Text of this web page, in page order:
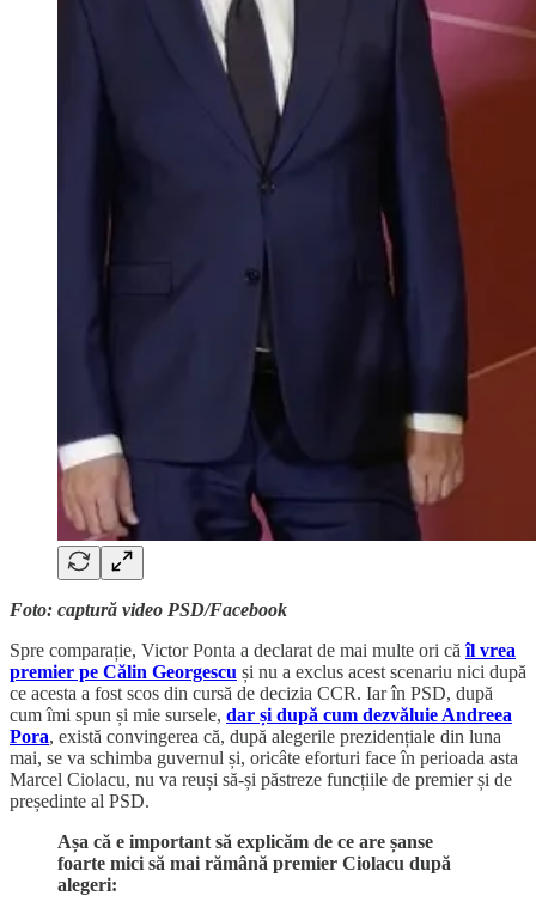
Foto: captură video PSD/Facebook
Spre comparație, Victor Ponta a declarat de mai multe ori căîl vrea
premier pe Călin Georgescu și nu a exclus acest scenariu nici după
ce acesta a fost scos din cursă de decizia CCR. Iar în PSD, după
cum îmi spun și mie sursele, dar și după cum dezvăluie Andreea
Pora, există convingerea că, după alegerile prezidențiale din luna
mai, se va schimba guvernul și, oricâte eforturi face în perioada asta
Marcel Ciolacu, nu va reuși să-și păstreze funcțiile de premier și de
președinte al PSD.
Așa că e important să explicăm de ce are șanse
foarte mici să mai rămână premier Ciolacu după
alegeri: